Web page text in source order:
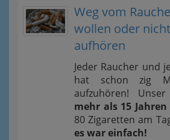
Weg vom
wollen oder
aufhören
Jeder Raucher und
hat schon zig
aufzuhören!
mehr als 15
80 Zigaretten am
es war einfach!